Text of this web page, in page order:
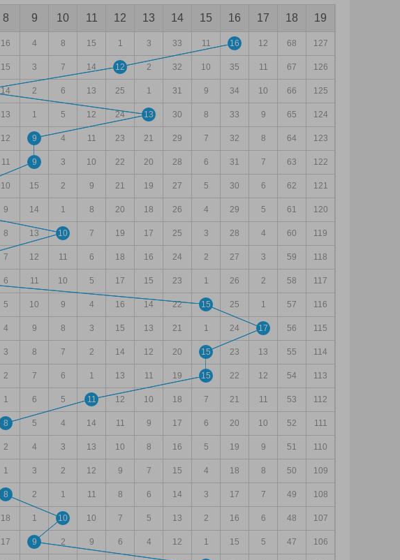
8 9 10 11 12 13 14 15 16 17 18 19
16 4 8 15 1 3 33 11 16 12 68 127
15 3 7 14 12 2 32 10 35 11 67 126
14 2 6 13 25 1 31 9 34 10 66 125
13 1 5 12 24 13 30 8 33 9 65 124
12 9 4 11 23 21 29 7 32 8 64 123
11 9 3 10 22 20 28 6 31 7 63 122
10 15 2 9 21 19 27 5 30 6 62 121
9 14 1 8 20 18 26 4 29 5 61 120
8 13 10 7 19 17 25 3 28 4 60 119
7 12 11 6 18 16 24 2 27 3 59 118
6 11 10 5 17 15 23 1 26 2 58 117
5 10 9 4 16 14 22 15 25 1 57 116
4 9 8 3 15 13 21 1 24 17 56 115
3 8 7 2 14 12 20 15 23 13 55 114
2 7 6 1 13 11 19 15 22 12 54 113
1 6 5 11 12 10 18 7 21 11 53 112
8 5 4 14 11 9 17 6 20 10 52 111
2 4 3 13 10 8 16 5 19 9 51 110
1 3 2 12 9 7 15 4 18 8 50 109
8 2 1 11 8 6 14 3 17 7 49 108
18 1 10 10 7 5 13 2 16 6 48 107
17 9 2 9 6 4 12 1 15 5 47 106